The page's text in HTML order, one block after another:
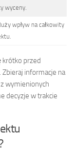
wyceny.
wpływ na całkowity
krótko przed
informacje na
wymienionych
decyzje w trakcie